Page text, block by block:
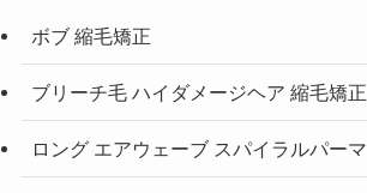
ボブ 縮毛矯正
ブリーチ毛 ハイダメージヘア 縮毛矯正
ロング エアウェーブ スパイラルパーマ